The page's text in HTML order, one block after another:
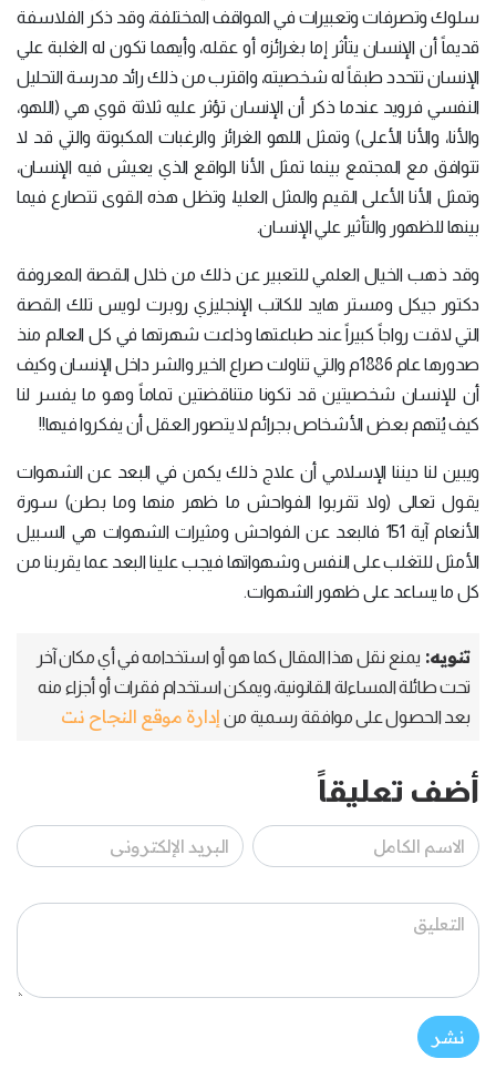
سلوك وتصرفات وتعبيرات في المواقف المختلفة، وقد ذكر الفلاسفة
قديماً أن الإنسان يتأثر إما بغرائزه أو عقله، وأيهما تكون له الغلبة علي
الإنسان تتحدد طبقاً له شخصيته، واقترب من ذلك رائد مدرسة التحليل
النفسي فرويد عندما ذكر أن الإنسان تؤثر عليه ثلاثة قوي هي (اللهو،
والأنا، والأنا الأعلى) وتمثل اللهو الغرائز والرغبات المكبوتة والتي قد لا
تتوافق مع المجتمع بينما تمثل الأنا الواقع الذي يعيش فيه الإنسان،
وتمثل الأنا الأعلى القيم والمثل العليا، وتظل هذه القوى تتصارع فيما
بينها للظهور والتأثير علي الإنسان.
وقد ذهب الخيال العلمي للتعبير عن ذلك من خلال القصة المعروفة
دكتور جيكل ومستر هايد للكاتب الإنجليزي روبرت لويس تلك القصة
التي لاقت رواجاً كبيراً عند طباعتها وذاعت شهرتها في كل العالم منذ
صدورها عام 1886م والتي تناولت صراع الخير والشر داخل الإنسان وكيف
أن للإنسان شخصيتين قد تكونا متناقضتين تماماً وهو ما يفسر لنا
كيف يُتهم بعض الأشخاص بجرائم لا يتصور العقل أن يفكروا فيها!!
ويبين لنا ديننا الإسلامي أن علاج ذلك يكمن في البعد عن الشهوات
يقول تعالى (ولا تقربوا الفواحش ما ظهر منها وما بطن) سورة
الأنعام آية 151 فالبعد عن الفواحش ومثيرات الشهوات هي السبيل
الأمثل للتغلب على النفس وشهواتها فيجب علينا البعد عما يقربنا من
كل ما يساعد على ظهور الشهوات.
تنويه: يمنع نقل هذا المقال كما هو أو استخدامه في أي مكان آخر
تحت طائلة المساءلة القانونية، ويمكن استخدام فقرات أو أجزاء منه
بعد الحصول على موافقة رسمية من إدارة موقع النجاح نت
أضف تعليقاً
نشر